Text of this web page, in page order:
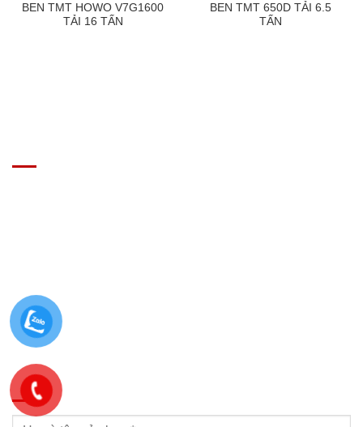
BEN TMT HOWO V7G1600
TẢI 16 TẤN
BEN TMT 650D TẢI 6.5
TẤN
ĐĂNG KÝ TƯ VẤN